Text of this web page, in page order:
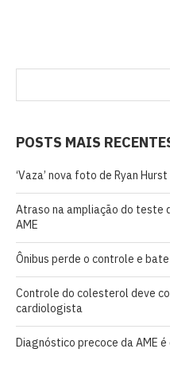
POSTS MAIS
‘Vaza’ nova foto de Ryan
Atraso na ampliação do teste
AME
Ônibus perde o controle e
Controle do colesterol deve
cardiologista
Diagnóstico precoce da AME